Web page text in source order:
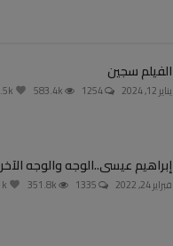
الفيلم سجين
يناير 12, 2024
إبراهيم عيسى..الوجه والوجه الآخر
فبراير 24, 2022